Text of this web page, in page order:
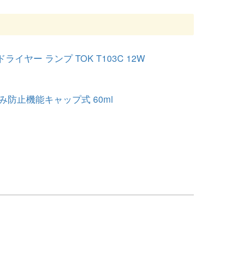
イヤー ランプ TOK T103C 12W
防止機能キャップ式 60ml